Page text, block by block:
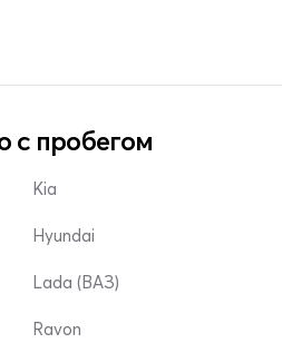
с пробегом
Kia
Hyundai
Lada (ВАЗ)
Ravon